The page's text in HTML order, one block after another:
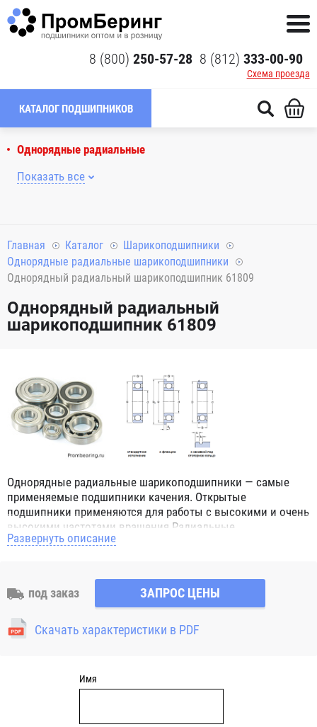
8 (800) 250-57-28 8 (812) 333-00-90
Схема проезда
КАТАЛОГ ПОДШИПНИКОВ
Однорядные радиальные
Показать все
Главная Каталог
Шарикоподшипники
Однорядные радиальные шарикоподшипники
Однорядный радиальный шарикоподшипник 61809
Однорядный радиальный
шарикоподшипник 61809
Однорядные радиальные шарикоподшипники — самые
применяемые подшипники качения. Открытые
подшипники применяются для работы с высокими и очень
высокими частотами вращения.Радиальные
шарикоподшипники обозначением 2Z ZZ с обеих сторон
обозначением 2RS 2RS1 2RSH 2RSR имеют с обеих сторон
контактные уплотнения из бутадиен-нитрильного каучука
(NBR) и пригодны для средних частот вращения. Также
поставляются подшипники с бесконтактными
Развернуть описание
под заказ ЗАПРОС ЦЕНЫ
Скачать характеристики в PDF
Имя